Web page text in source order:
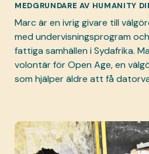
MEDGRUNDARE AV HUMANITY
Marc är en ivrig givare till
med undervisningsprogram
fattiga samhällen i Sydafrika.
volontär för Open Age, en
som hjälper äldre att få